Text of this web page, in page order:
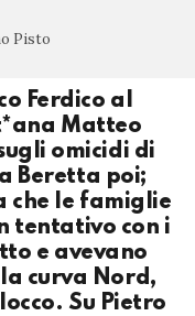
Pisto
Ferdico al
Matteo
omicidi di
Beretta poi;
che le famiglie
tentativo con i
e avevano
curva Nord,
Su Pietro